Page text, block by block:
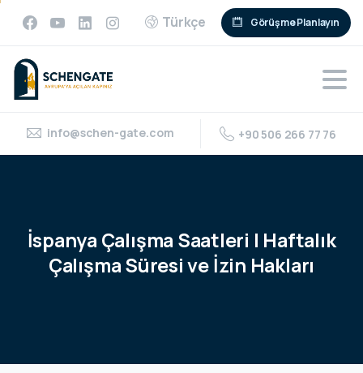
Türkçe Görüşme Planlayın
info@schen-gate.com +90 506 266 77 76
İspanya Çalışma Saatleri | Haftalık
ÇalışmaSüresi veİzin Hakları